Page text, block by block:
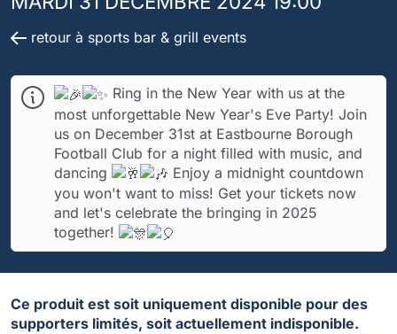
retour à sports bar & grill events
Ring in the New Year with us at the
most unforgettable New Year's Eve Party! Join
us on December 31st at Eastbourne Borough
Football Club for a night filled with music, and
dancing
Enjoy a midnight countdown
you won't want to miss! Get your tickets now
and let's celebrate the bringing in 2025
together!
Ce produit est soit uniquement disponible pour des
supporters limités, soit actuellement indisponible.